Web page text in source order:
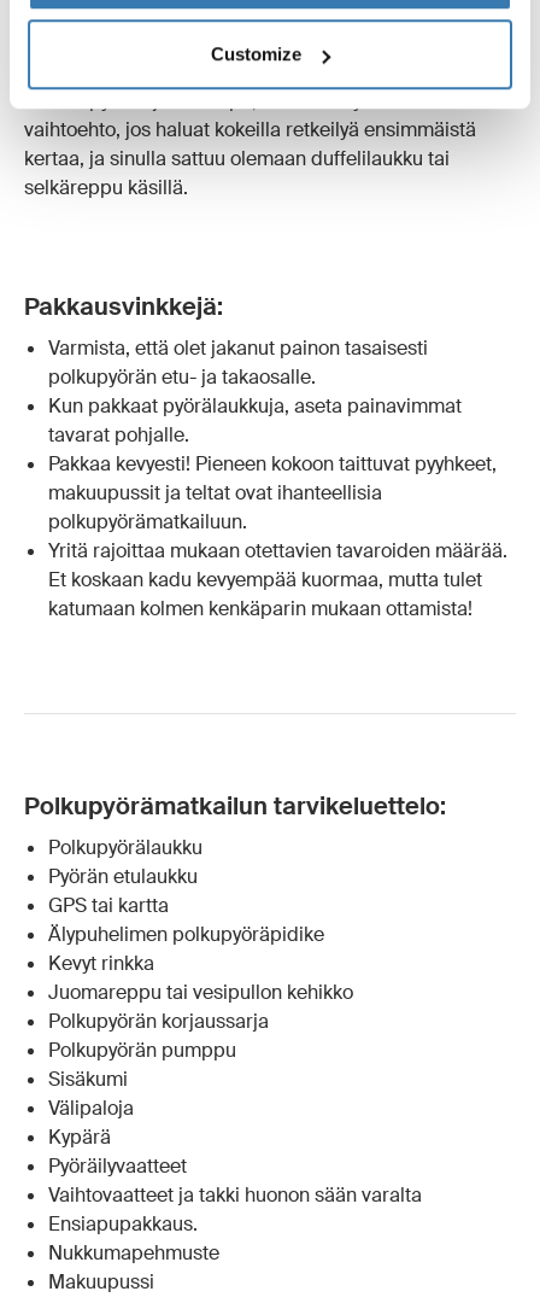
Customize
polkupyöräsi on kiinnittääduffelilaukkutai
tavaratelineeseesi koukkupäisellä
kiinnitysköydellä. Vaikka tämä ei olekaan kokeneiden
vaihtoehto, jos haluat kokeilla retkeilyä ensimmäistä
kertaa, ja sinulla sattuu olemaan duffelilaukku tai
selkäreppu käsillä.
Pakkausvinkkejä:
Varmista, että olet jakanut painon tasaisesti
polkupyörän etu- ja takaosalle.
Kun pakkaat pyörälaukkuja, aseta painavimmat
tavarat pohjalle.
Pakkaa kevyesti! Pieneen kokoon taittuvat pyyhkeet,
makuupussit ja teltat ovat ihanteellisia
polkupyörämatkailuun.
Yritä rajoittaa mukaan otettavien tavaroiden määrää.
Et koskaan kadu kevyempää kuormaa, mutta tulet
katumaan kolmen kenkäparin mukaan ottamista!
Polkupyörämatkailun tarvikeluettelo:
Polkupyörälaukku
Pyörän etulaukku
GPS tai kartta
Älypuhelimen polkupyöräpidike
Kevyt rinkka
Juomareppu tai vesipullon kehikko
Polkupyörän korjaussarja
Polkupyörän pumppu
Sisäkumi
Välipaloja
Kypärä
Pyöräilyvaatteet
Vaihtovaatteet ja takki huonon sään varalta
Ensiapupakkaus.
Nukkumapehmuste
Makuupussi